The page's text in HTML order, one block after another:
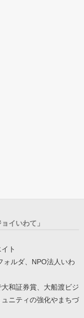
イいわて」
ト
ォルダ、NPO法人いわ
和証券賞、大船渡ビジ
ニティの強化やまちづ